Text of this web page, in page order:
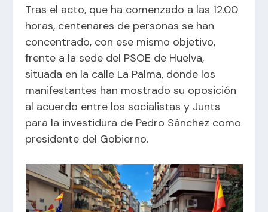
Tras el acto, que ha comenzado a las 12.00
horas, centenares de personas se han
concentrado, con ese mismo objetivo,
frente a la sede del PSOE de Huelva,
situada en la calle La Palma, donde los
manifestantes han mostrado su oposición
al acuerdo entre los socialistas y Junts
para la investidura de Pedro Sánchez como
presidente del Gobierno.